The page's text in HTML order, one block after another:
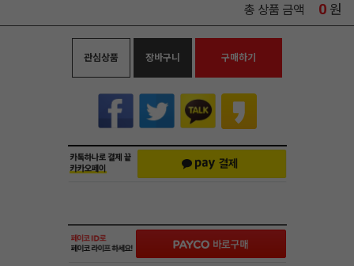
총 상품 금액 0 원
관심상품 장바구니 구매하기